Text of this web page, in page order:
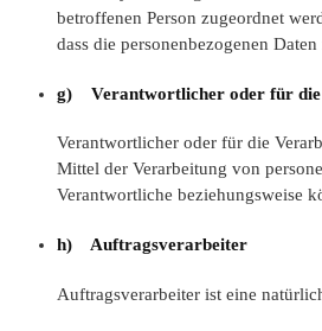
betroffenen Person zugeordnet
dass die personenbezogenen
g) Verantwortlicher oder für
Verantwortlicher oder für die
Mittel der Verarbeitung von
Verantwortliche beziehungsweise
h) Auftragsverarbeiter
Auftragsverarbeiter ist eine